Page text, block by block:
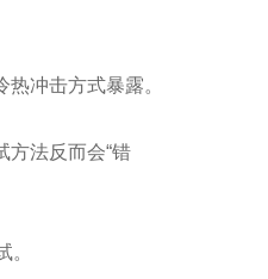
冲击方式暴露。
方法反而会“错